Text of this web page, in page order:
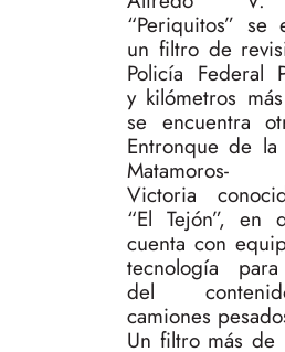
“Periquitos” se
un filtro de
Policía Federal
y kilómetros
se encuentra
Entronque de la
Matamoros-
Victoria
“El Tejón”, en
cuenta con
tecnología
del
camiones
Un filtro más de